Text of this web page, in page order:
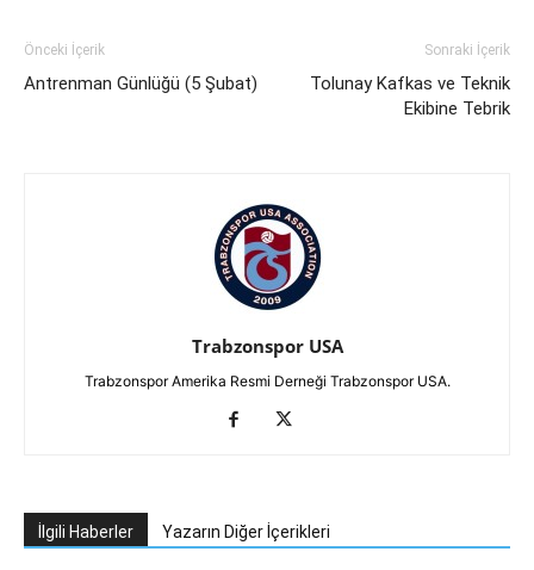
Önceki İçerik
Antrenman Günlüğü (5 Şubat)
Sonraki İçerik
Tolunay Kafkas ve Teknik
Ekibine Tebrik
Trabzonspor USA
Trabzonspor Amerika Resmi Derneği Trabzonspor USA.
İlgili Haberler Yazarın Diğer İçerikleri